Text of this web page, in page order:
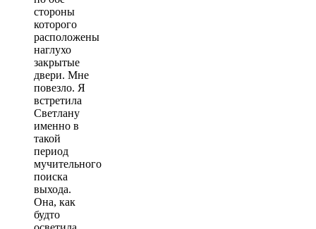
стороны
которого
расположены
наглухо
закрытые
двери. Мне
повезло. Я
встретила
Светлану
именно в
такой
период
мучительного
поиска
выхода.
Она, как
будто